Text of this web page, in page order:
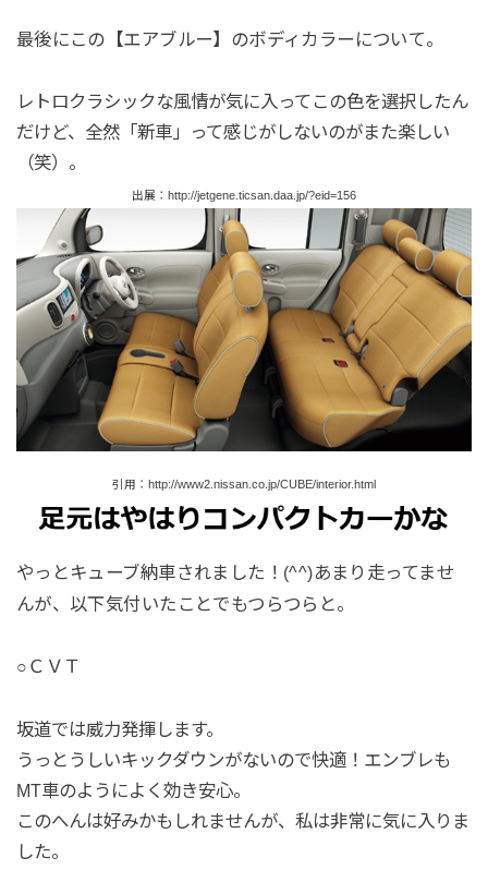
最後にこの【エアブルー】のボディカラーについて。
レトロクラシックな風情が気に入ってこの色を選択したん
だけど、全然「新車」って感じがしないのがまた楽しい
（笑）。
出展：http://jetgene.ticsan.daa.jp/?eid=156
引用：http://www2.nissan.co.jp/CUBE/interior.html
やっとキューブ納車されました！(^^)あまり走ってませ
んが、以下気付いたことでもつらつらと。
○ＣＶＴ
坂道では威力発揮します。
うっとうしいキックダウンがないので快適！エンブレも
MT車のようによく効き安心。
このへんは好みかもしれませんが、私は非常に気に入りま
した。